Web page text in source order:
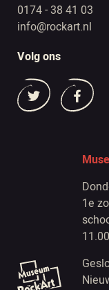
0174 - 38 41 03
info@rockart.nl
Volg ons
1e